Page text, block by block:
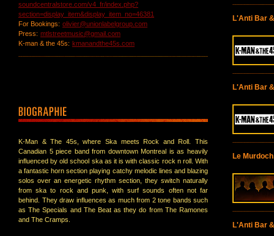
soundcentralstore.com/v4_fr/index.php?
section=display_item&display_item_no=46381
For Bookings: olivier@unionlabelgroup.com
Press: mtlstreetmusic@gmail.com
K-man & the 45s: kmanandthe45s.com
K-Man & The 45s, where Ska meets Rock and Roll. This
Canadian 5 piece band from downtown Montreal is as heavily
influenced by old school ska as it is with classic rock n roll. With
a fantastic horn section playing catchy melodic lines and blazing
solos over an energetic rhythm section, they switch naturally
from ska to rock and punk, with surf sounds often not far
behind. They draw influences as much from 2 tone bands such
as The Specials and The Beat as they do from The Ramones
and The Cramps.
L'Anti Bar
L'Anti Bar
Le
L'Anti Bar